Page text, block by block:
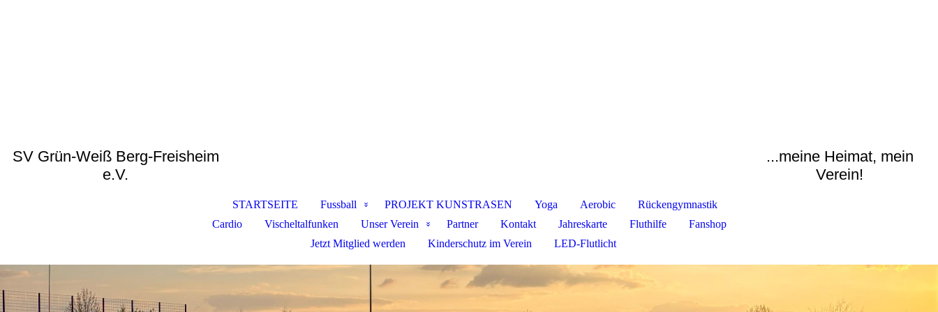
SV Grün-Weiß Berg-Freisheim
e.V.
...meine Heimat, mein
Verein!
STARTSEITE Fussball PROJEKT KUNSTRASEN Yoga Aerobic
Rückengymnastik
Cardio
Vischeltalfunken Unser Verein Partner Kontakt Jahreskarte Fluthilfe
Fanshop
Jetzt Mitglied werden
Kinderschutz im Verein LED-Flutlicht